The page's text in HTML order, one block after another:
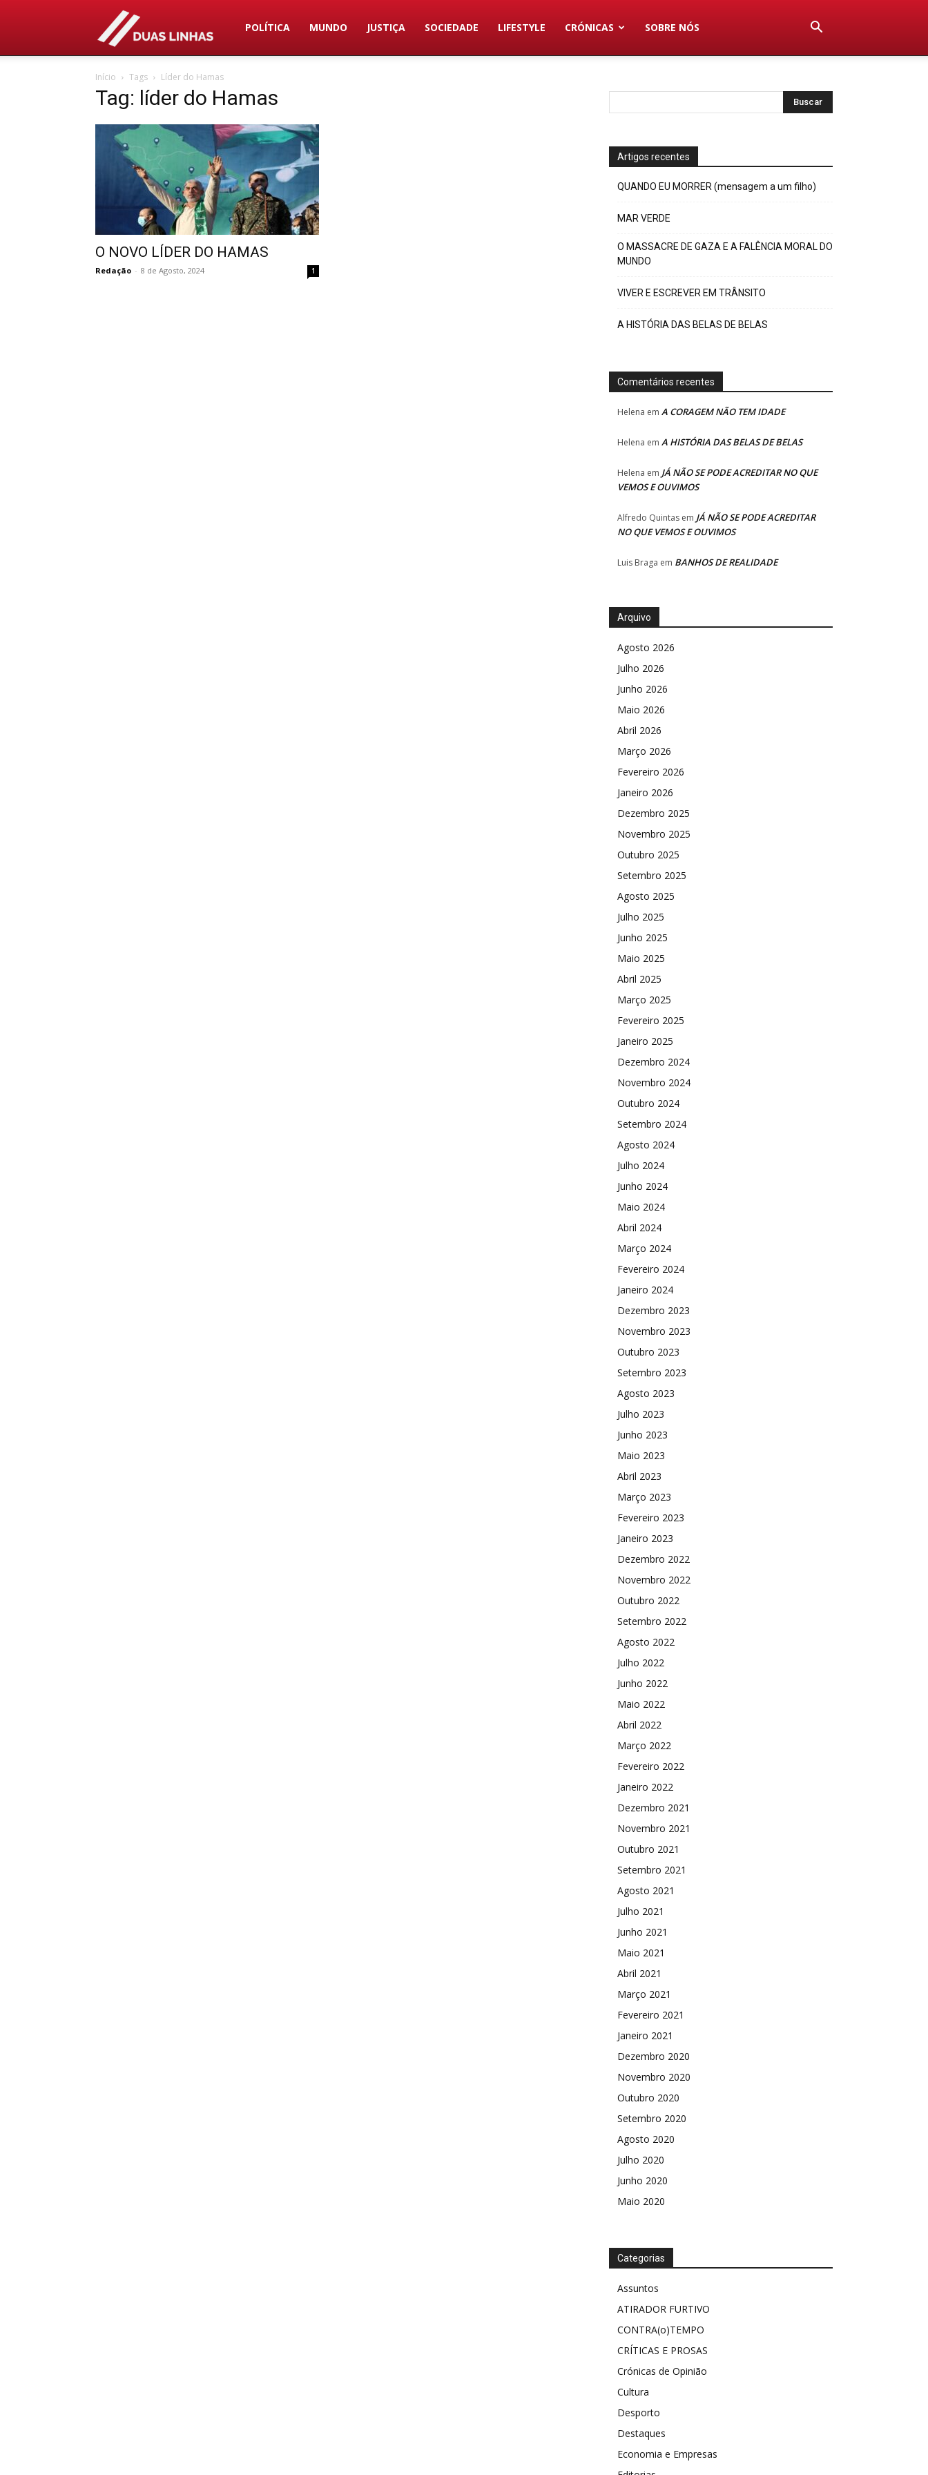
Duas
POLÍTICA MUNDO JUSTIÇA SOCIEDADE LIFESTYLE CRÓNICAS SOBRE NÓS
Início Tags Líder do Hamas
Tag: líder do Hamas
O NOVO LÍDER DO HAMAS
Redação - 8 de Agosto, 2024 1
Artigos recentes
QUANDO EU MORRER (mensagem a um filho)
MAR VERDE
O MASSACRE DE GAZA E A FALÊNCIA MORAL DO
MUNDO
VIVER E ESCREVER EM TRÂNSITO
A HISTÓRIA DAS BELAS DE BELAS
Comentários recentes
Helena em A CORAGEM NÃO TEM IDADE
Helena em A HISTÓRIA DAS BELAS DE BELAS
Helena em JÁ NÃO SE PODE ACREDITAR NO QUE
VEMOS E OUVIMOS
Alfredo Quintas em JÁ NÃO SE PODE ACREDITAR
NO QUE VEMOS E OUVIMOS
Luis Braga em BANHOS DE REALIDADE
Arquivo
Agosto 2026
Julho 2026
Junho 2026
Maio 2026
Abril 2026
Março 2026
Fevereiro 2026
Janeiro 2026
Dezembro 2025
Novembro 2025
Outubro 2025
Setembro 2025
Agosto 2025
Julho 2025
Junho 2025
Maio 2025
Abril 2025
Março 2025
Fevereiro 2025
Janeiro 2025
Dezembro 2024
Novembro 2024
Outubro 2024
Setembro 2024
Agosto 2024
Julho 2024
Junho 2024
Maio 2024
Abril 2024
Março 2024
Fevereiro 2024
Janeiro 2024
Dezembro 2023
Novembro 2023
Outubro 2023
Setembro 2023
Agosto 2023
Julho 2023
Junho 2023
Maio 2023
Abril 2023
Março 2023
Fevereiro 2023
Janeiro 2023
Dezembro 2022
Novembro 2022
Outubro 2022
Setembro 2022
Agosto 2022
Julho 2022
Junho 2022
Maio 2022
Abril 2022
Março 2022
Fevereiro 2022
Janeiro 2022
Dezembro 2021
Novembro 2021
Outubro 2021
Setembro 2021
Agosto 2021
Julho 2021
Junho 2021
Maio 2021
Abril 2021
Março 2021
Fevereiro 2021
Janeiro 2021
Dezembro 2020
Novembro 2020
Outubro 2020
Setembro 2020
Agosto 2020
Julho 2020
Junho 2020
Maio 2020
Categorias
Assuntos
ATIRADOR FURTIVO
CONTRA(o)TEMPO
CRÍTICAS E PROSAS
Crónicas de Opinião
Cultura
Desporto
Destaques
Economia e Empresas